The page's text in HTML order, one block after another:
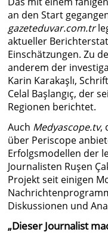
an den Start
gazeteduvar.com.tr
aktueller
Einschätzungen. Zu
anderem der
Karin Karakaşlı,
Celal Başlangıç, der
Regionen berichtet.
Auch Medyascope.tv,
über Periscope
Erfolgsmodellen der
Journalisten Ruşen
Projekt seit einigen
Diskussionen und
„Dieser Journalist